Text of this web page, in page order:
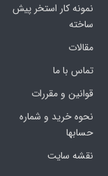
نمونه کار استخر پیش
ساخته
مقالات
تماس با ما
قوانین و مقررات
نحوه خرید و شماره
حسابها
نقشه سایت